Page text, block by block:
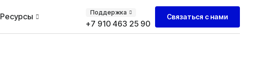
Ресурсы Поддержка
+7 910 463 25 90
Связаться с нами